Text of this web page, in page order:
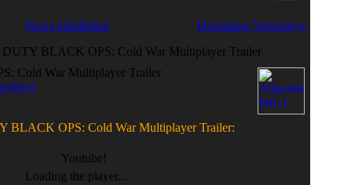
News empfehlen
Druckbare Version
BLACK OPS: Cold War Multiplayer Trailer
Cold War Multiplayer Trailer
BLACK OPS: Cold War Multiplayer Trailer:
Youtube!
Loading the player...